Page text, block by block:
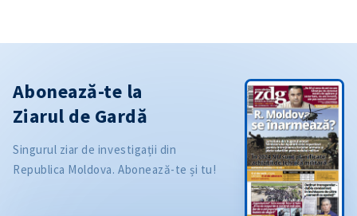
Abonează-te la
Ziarul de Gardă
Singurul ziar de investigații din
Republica Moldova. Abonează-te și tu!